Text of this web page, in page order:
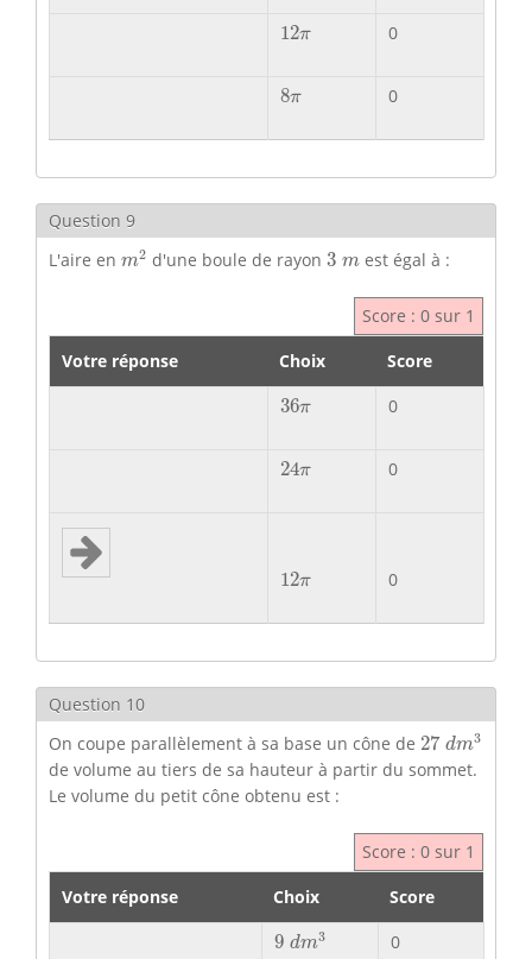
12π
12π 0
8π
8π 0
Question 9
L'aire en m2
m2 d'une boule de rayon 3 m
3 mest égal à :
Score : 0 sur 1
Votre réponse
Choix Score
36π
36π 0
24π
24π 0
12π
12π 0
Question 10
On coupe parallèlement à sa base un cône de 27 dm3
27 d 3
de volume au tiers de sa hauteur à partir du sommet.
Le volume du petit cône obtenu est :
Score : 0 sur 1
Votre réponse
Choix Score
9 dm3
9dm3 0